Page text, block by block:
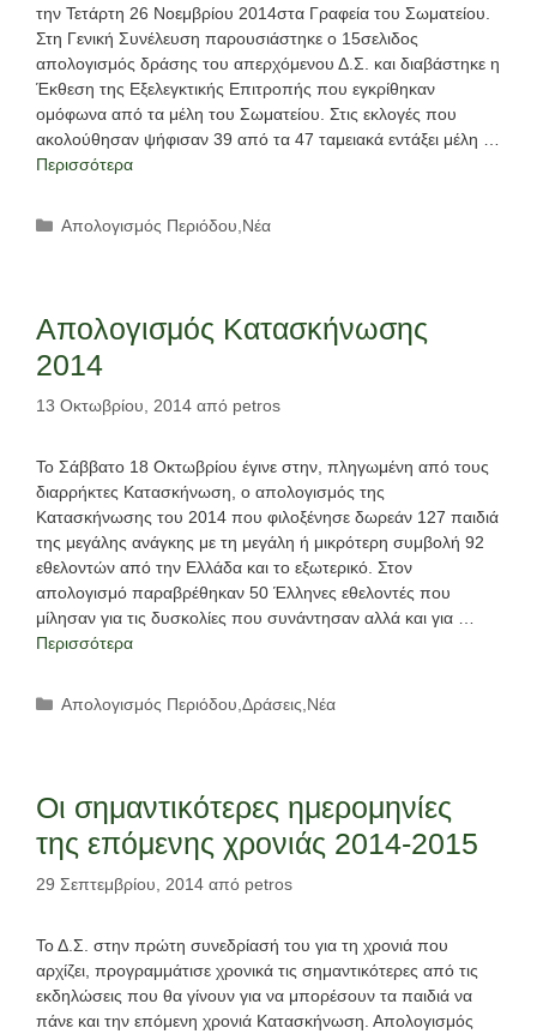
την Τετάρτη 26 Νοεμβρίου 2014στα Γραφεία του Σωματείου.
Στη Γενική Συνέλευση παρουσιάστηκε ο 15σελιδος
απολογισμός δράσης του απερχόμενου Δ.Σ. και διαβάστηκε η
Έκθεση της Εξελεγκτικής Επιτροπής που εγκρίθηκαν
ομόφωνα από τα μέλη του Σωματείου. Στις εκλογές που
ακολούθησαν ψήφισαν 39 από τα 47 ταμειακά εντάξει μέλη …
Περισσότερα
Κατηγορίες
Απολογισμός Περιόδου Νέα
Απολογισμός Κατασκήνωσης
2014
13 Οκτωβρίου, 2014 από petros
Το Σάββατο 18 Οκτωβρίου έγινε στην, πληγωμένη από τους
διαρρήκτες Κατασκήνωση, ο απολογισμός της
Κατασκήνωσης του 2014 που φιλοξένησε δωρεάν 127 παιδιά
της μεγάλης ανάγκης με τη μεγάλη ή μικρότερη συμβολή 92
εθελοντών από την Ελλάδα και το εξωτερικό. Στον
απολογισμό παραβρέθηκαν 50 Έλληνες εθελοντές που
μίλησαν για τις δυσκολίες που συνάντησαν αλλά και για …
Περισσότερα
Κατηγορίες
Απολογισμός Περιόδου ,Δράσεις Νέα
Οι σημαντικότερες ημερομηνίες
της επόμενης χρονιάς 2014-2015
29 Σεπτεμβρίου, 2014 από petros
Το Δ.Σ. στην πρώτη συνεδρίασή του για τη χρονιά που
αρχίζει, προγραμμάτισε χρονικά τις σημαντικότερες από τις
εκδηλώσεις που θα γίνουν για να μπορέσουν τα παιδιά να
πάνε και την επόμενη χρονιά Κατασκήνωση. Απολογισμός